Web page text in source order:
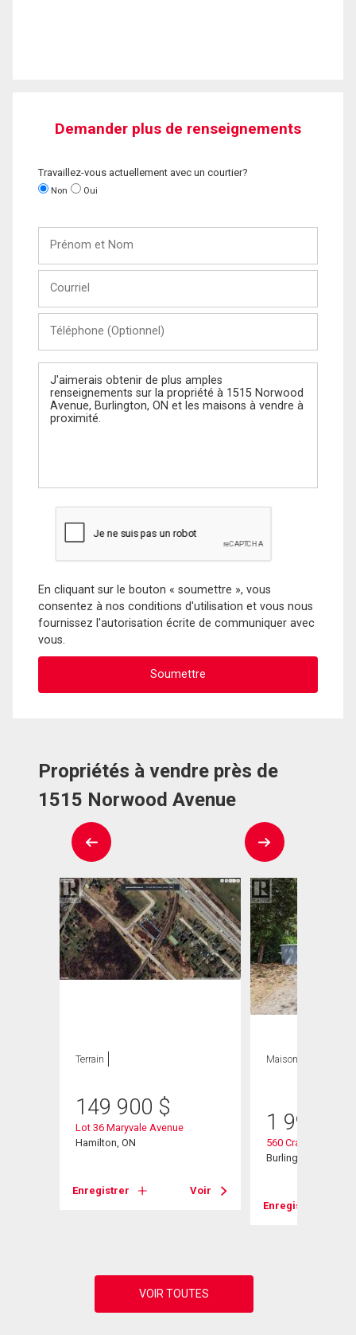
Demander plus de renseignements
Travaillez-vous actuellement avec un courtier?
Non Oui
Nom
(Optionnel)
Message
En cliquant sur le bouton « soumettre », vous
consentez à nos conditions d'utilisation et vous nous
fournissez l'autorisation écrite de communiquer avec
vous.
Propriétés à vendre près de
1515 Norwood Avenue
Terrain
149 900 $
Lot 36 Maryvale Avenue
Hamilton, ON
Enregistrer Voir
Maison
1 999
560 Crane Court
Burlington, ON
Enregistrer